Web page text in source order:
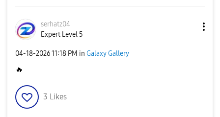
serhatz04
Expert Level 5
‎04-18-202611:18 PM in Galaxy Gallery
🔥
3 Likes